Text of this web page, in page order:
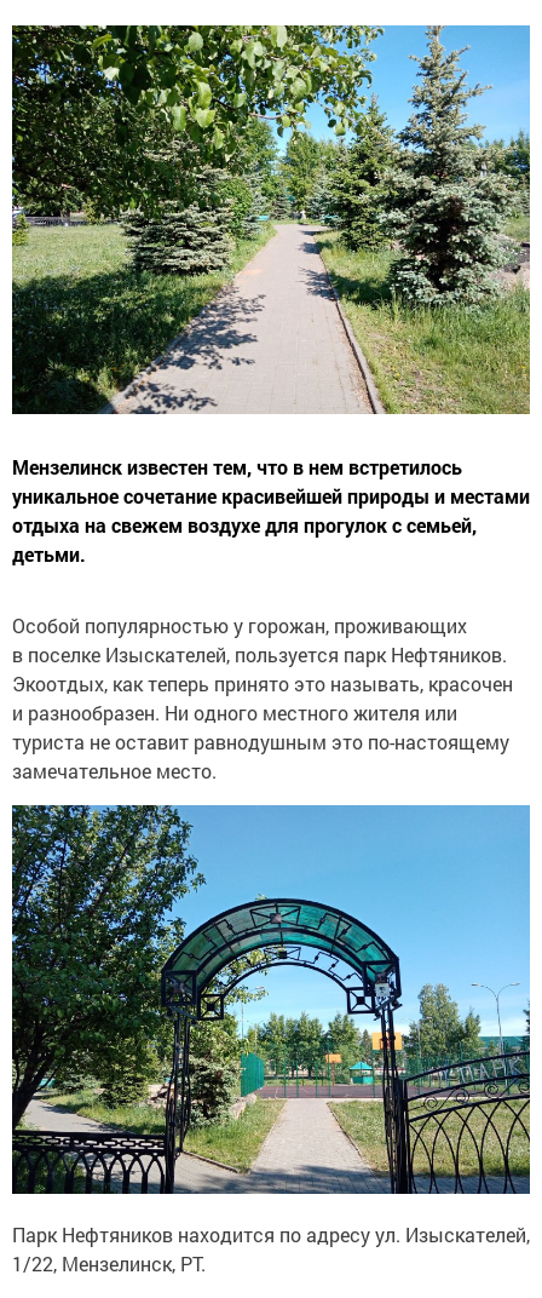
Мензелинск известен тем, что в нем встретилось
уникальное сочетание красивейшей природы и местами
отдыха на свежем воздухе для прогулок с семьей,
детьми.
Особой популярностью у горожан, проживающих
в поселке Изыскателей, пользуется парк Нефтяников.
Экоотдых, как теперь принято это называть, красочен
и разнообразен. Ни одного местного жителя или
туриста не оставит равнодушным это по-настоящему
замечательное место.
Парк Нефтяников находится по адресу ул. Изыскателей,
1/22, Мензелинск, РТ.